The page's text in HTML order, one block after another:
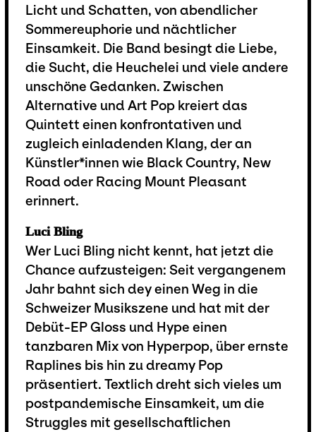
Licht und Schatten, von abendlicher
Sommereuphorie und nächtlicher
Einsamkeit. Die Band besingt die Liebe,
die Sucht, die Heuchelei und viele andere
unschöne Gedanken. Zwischen
Alternative und Art Pop kreiert das
Quintett einen konfrontativen und
zugleich einladenden Klang, der an
Künstler*innen wie Black Country, New
Road oder Racing Mount Pleasant
erinnert.
Luci Bling
Wer Luci Bling nicht kennt, hat jetzt die
Chance aufzusteigen: Seit vergangenem
Jahr bahnt sich dey einen Weg in die
Schweizer Musikszene und hat mit der
Debüt-EP Gloss und Hype einen
tanzbaren Mix von Hyperpop, über ernste
Raplines bis hin zu dreamy Pop
präsentiert. Textlich dreht sich vieles um
postpandemische Einsamkeit, um die
Struggles mit gesellschaftlichen